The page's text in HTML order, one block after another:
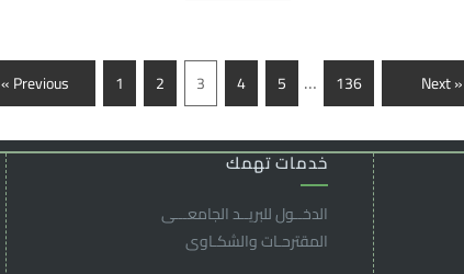
« Previous 1 2 3 4 5 … 136 Next »
خدمات تهمك
الدخــول للبريــد الجامعـــى
المقترحـات والشكـاوى